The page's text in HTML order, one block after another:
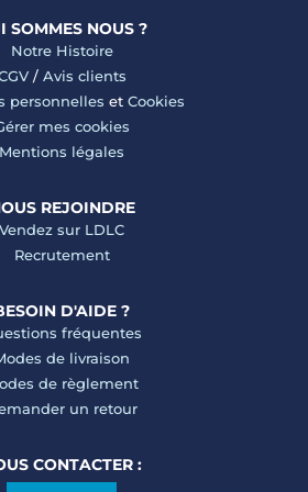
SOMMES NOUS ?
Notre Histoire
/ Avis clients
personnelles et Cookies
mes cookies
Mentions légales
REJOINDRE
Vendez sur LDLC
Recrutement
D'AIDE ?
fréquentes
de livraison
de règlement
un retour
CONTACTER :